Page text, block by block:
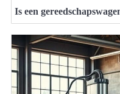
Is een